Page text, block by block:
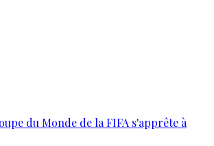
du Monde de la FIFA s'apprête à